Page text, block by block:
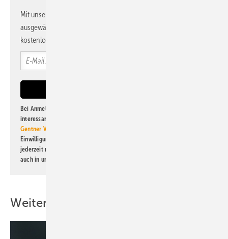
Mit unserem Newsletter erhalten Sie regelmäßig von uns
ausgewählte Informationen und Neuigkeiten, gebündelt und
kostenlos direkt ins Postfach.
Bei Anmeldung zu diesem Newsletter bin ich damit einverstanden, über
interessante Verlags- und Online-Angebote
Gentner Verlag GmbH & Co. KG
Einwilligung kann ich jederzeit widerrufen und eine Abmeldung ist
jederzeit möglich. Informationen zum Umgang mit Daten finden Sie
auch in unserer
Weitere Inhalte